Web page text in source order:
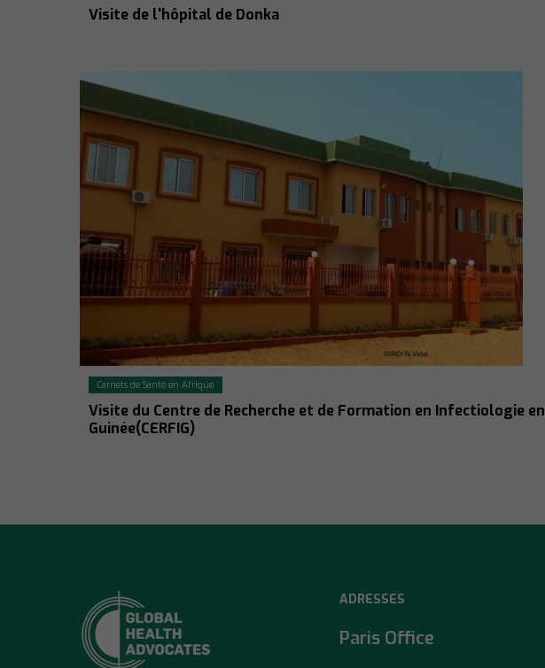
Visite de l'hôpital de Donka
Carnets de Santé en Afrique
Visite du Centre de Recherche et de Formation en Infectiologie en
Guinée(CERFIG)
ADRESSES
Paris Office